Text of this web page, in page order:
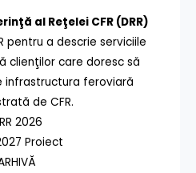
al Reţelei CFR (DRR)
pentru a descrie serviciile
clienţilor care doresc să
infrastructura feroviară
de CFR.
2026
Proiect